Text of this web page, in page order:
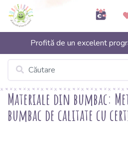
Profită de un excelent
Materiale din bumbac:
bumbac de calitate cu